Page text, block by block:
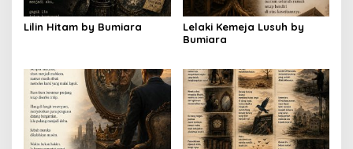
Lilin Hitam by Bumiara
Lelaki Kemeja Lusuh by
Bumiara